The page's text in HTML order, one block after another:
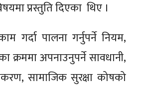
प्रस्तुति दिएका थिए ।
गर्दा पालना गर्नुपर्ने नियम,
क्रममा अपनाउनुपर्ने सावधानी,
सामाजिक सुरक्षा कोषको